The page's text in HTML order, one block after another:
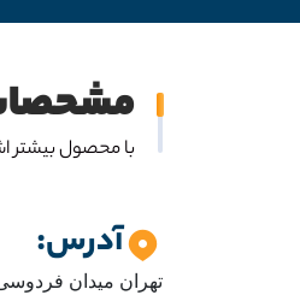
با محصول بیشتر
آدرس:
تهران میدان فردوسی